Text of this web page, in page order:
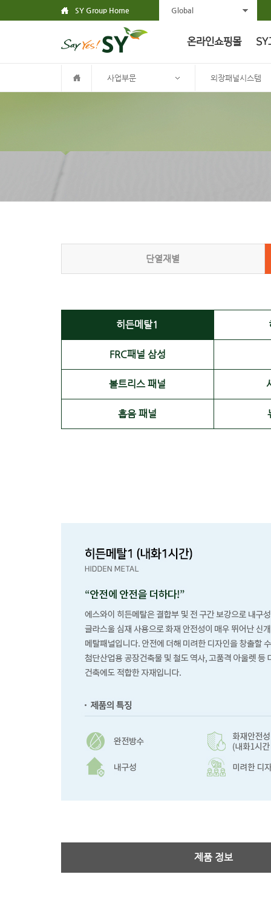
SY Group Home Global
온라인쇼핑몰 SY
사업부문 외장패널시스템
단열재별
히든메탈1
FRC패널 삼성
볼트리스 패널
흡음 패널
제품 정보